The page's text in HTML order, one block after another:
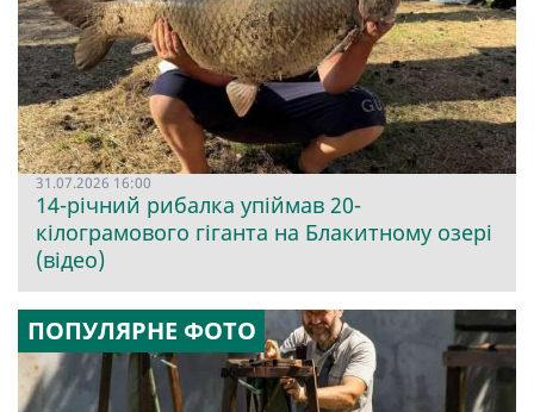
31.07.2026 16:00
14-річний рибалка упіймав 20-
кілограмового гіганта на Блакитному озері
(відео)
ПОПУЛЯРНЕ ФОТО